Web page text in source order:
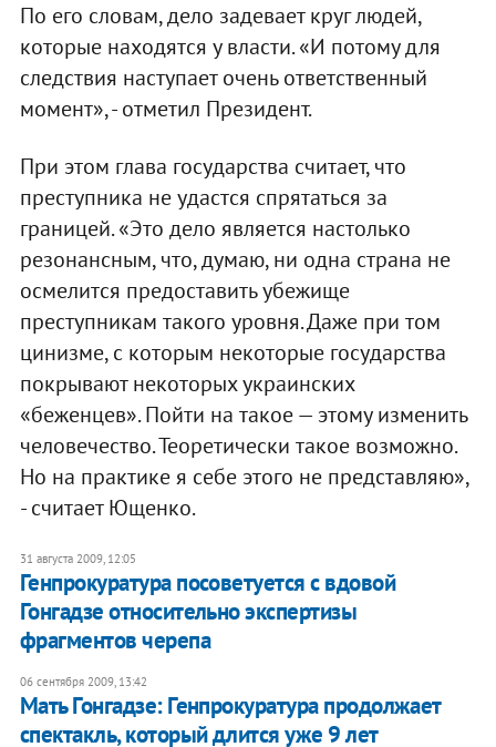
По его словам, дело задевает круг людей,
которые находятся у власти. «И потому для
следствия наступает очень ответственный
момент», - отметил Президент.
При этом глава государства считает, что
преступника не удастся спрятаться за
границей. «Это дело является настолько
резонансным, что, думаю, ни одна страна не
осмелится предоставить убежище
преступникам такого уровня. Даже при том
цинизме, с которым некоторые государства
покрывают некоторых украинских
«беженцев». Пойти на такое — этому изменить
человечество. Теоретически такое возможно.
Но на практике я себе этого не представляю»,
- считает Ющенко.
31 августа 2009, 12:05
Генпрокуратура посоветуется с вдовой
Гонгадзе относительно экспертизы
фрагментов черепа
06 сентября 2009, 13:42
Мать Гонгадзе: Генпрокуратура продолжает
спектакль, который длится уже 9 лет